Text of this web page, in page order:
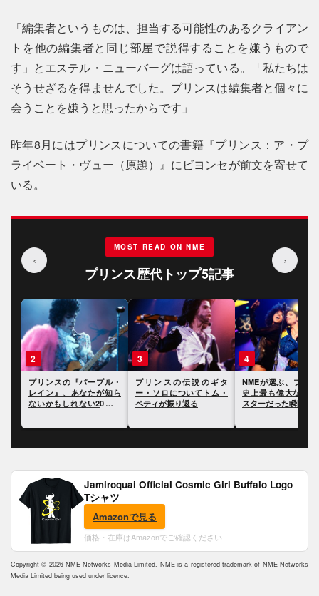
「編集者というものは、担当する可能性のあるクライアン
トを他の編集者と同じ部屋で説得することを嫌うもので
す」とエステル・ニューバーグは語っている。「私たちは
そうせざるを得ませんでした。プリンスは編集者と個々に
会うことを嫌うと思ったからです」
昨年8月にはプリンスについての書籍『プリンス：ア・プ
ライベート・ヴュー（原題）』にビヨンセが前文を寄せて
いる。
‹
MOST READ ON NME
プリンス歴代トップ5記事
›
3
プリンスの伝説のギタ
ー・ソロについてトム・
ペティが振り返る
4
NMEが選ぶ、プリンスが
史上最も偉大なロック・
スターだった瞬間10選
5
プリンス、生前に
文書の中でケイテ
ペリーやエド・シ
Jamiroquai Official Cosmic Girl Buffalo Logo
Tシャツ
Amazonで見る
価格・在庫はAmazonでご確認ください
Copyright © 2026 NME Networks Media Limited. NME is a registered trademark of NME Networks
Media Limited being used under licence.